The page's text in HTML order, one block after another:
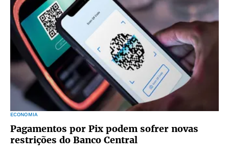
ECONOMIA
Pagamentos por Pix podem sofrer novas
restrições do Banco Central